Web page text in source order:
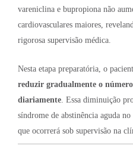
vareniclina e bupropiona não
cardiovasculares maiores,
rigorosa supervisão médica.
Nesta etapa preparatória, o
reduzir gradualmente o
diariamente. Essa diminuição
síndrome de abstinência aguda
que ocorrerá sob supervisão na